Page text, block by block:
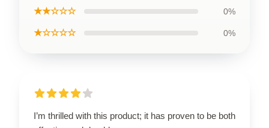
★★☆☆☆ 0%
★☆☆☆☆ 0%
I’m thrilled with this product; it has proven to be both